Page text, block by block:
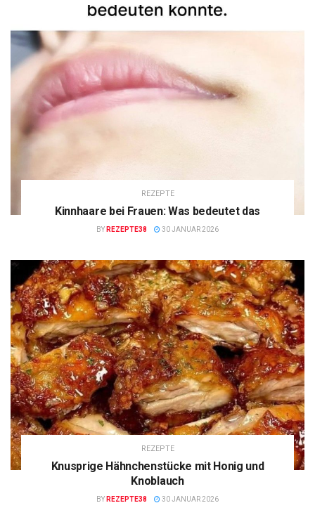
REZEPTE
Kinnhaare bei Frauen: Was bedeutet das
BY REZEPTE38 30 JANUAR 2026
REZEPTE
Knusprige Hähnchenstücke mit Honig und
Knoblauch
BY REZEPTE38 30 JANUAR 2026